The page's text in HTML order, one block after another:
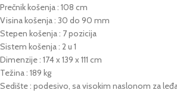
Prečnik košenja : 108 cm
Visina košenja : 30 do 90 mm
Stepen košenja : 7 pozicija
Sistem košenja : 2 u 1
Dimenzije : 174 x 139 x 111 cm
Težina : 189 kg
Sedište : podesivo, sa visokim naslonom za